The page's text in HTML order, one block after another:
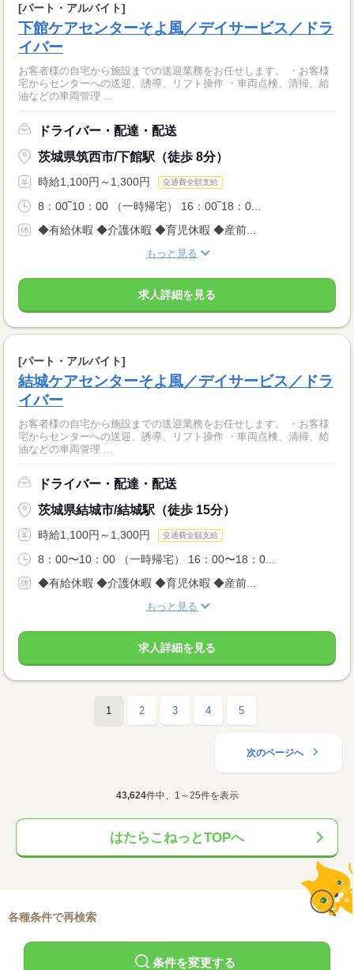
[パート・アルバイト]
下館ケアセンターそよ風／デイサービス／ドラ
イバー
お客者様の自宅から施設までの送迎業務をお任せします。 ・お客様
宅からセンターへの送迎、誘導、リフト操作 ・車両点検、清掃、給
油などの車両管理 ...
ドライバー・配達・配送
茨城県筑西市/下館駅（徒歩 8分）
時給1,100円～1,300円 交通費全額支給
8：00‾10：00 （一時帰宅） 16：00‾18：0...
◆有給休暇 ◆介護休暇 ◆育児休暇 ◆産前...
もっと見る
求人詳細を見る
[パート・アルバイト]
結城ケアセンターそよ風／デイサービス／ドラ
イバー
お客者様の自宅から施設までの送迎業務をお任せします。 ・お客様
宅からセンターへの送迎、誘導、リフト操作 ・車両点検、清掃、給
油などの車両管理 ...
ドライバー・配達・配送
茨城県結城市/結城駅（徒歩 15分）
時給1,100円～1,300円 交通費全額支給
8：00〜10：00 （一時帰宅） 16：00〜18：0...
◆有給休暇 ◆介護休暇 ◆育児休暇 ◆産前...
もっと見る
求人詳細を見る
1 2 3 4 5
次のページへ
43,624件中、1～25件を表示
はたらこねっとTOPへ
各種条件で再検索
条件を変更する